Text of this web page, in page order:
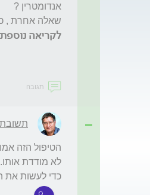
שאלה אחרת , כמה זה 15 נונוגרם פרוגסטרון.אם
לקריאה
תגובה
כדי לעשות את